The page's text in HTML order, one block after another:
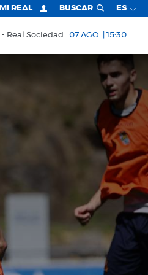
MI REAL BUSCAR ES
Real Sociedad 07 AGO. | 15:30